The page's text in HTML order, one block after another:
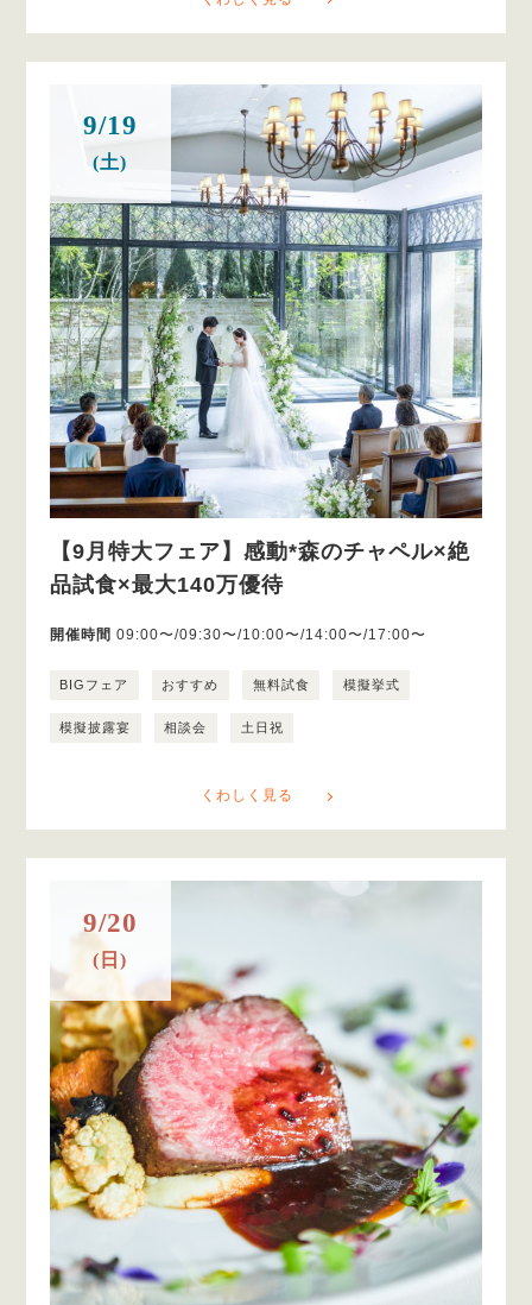
9/19
(土)
【9月特大フェア】感動*森のチャペル×絶
品試食×最大140万優待
開催時間 09:00〜/09:30〜/10:00〜/14:00〜/17:00〜
BIGフェア おすすめ 無料試食 模擬挙式
模擬披露宴 相談会 土日祝
くわしく見る
9/20
(日)